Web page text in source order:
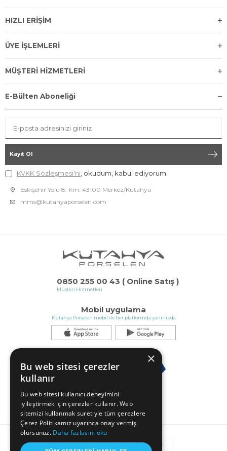
0850 255 00 43 ( Online Satış )
Müşteri Hizmetleri
Mobil uygulama
Kütahya Porselen mobil ile her platformda yanınızda
HIZLI ERİŞİM
ÜYE İŞLEMLERİ
MÜŞTERİ HİZMETLERİ
E-Bülten Aboneliği
Kayıt Ol
KVKK Sözleşmesi'ni , okudum, kabul ediyorum.
Eskişehir Yolu 8. Km. 43100 Merkez/Kütahya
mms@kutahyaporselen.com
×
Bu web sitesi çerezler
kullanır
Bu web sitesi kullanıcı deneyimini
iyileştirmek için çerezler kullanır. Web
sitemizi kullanmak suretiyle tüm çerezlere
Çerez Politikamız uyarınca onay vermiş
olursunuz. Daha fazlasını oku